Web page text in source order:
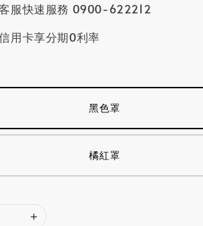
服快速服務 0900-622212
用卡享分期0利率
黑色罩
橘紅罩